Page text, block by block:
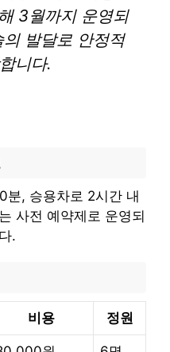
3월까지 운영되
발달로 안정적
니다.
분, 승용차로 2시간 내
사전 예약제로 운영되
.
비용 정원